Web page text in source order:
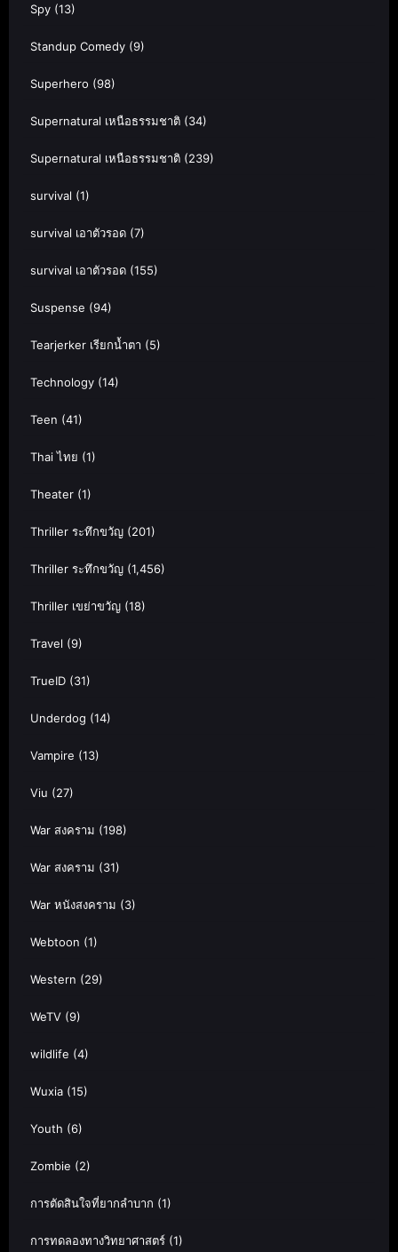
Spy (13)
Standup Comedy (9)
Superhero (98)
Supernatural เหนือธรรมชาติ (34)
Supernatural เหนือธรรมชาติ (239)
survival (1)
survival เอาตัวรอด (7)
survival เอาตัวรอด (155)
Suspense (94)
Tearjerker เรียกน้ำตา (5)
Technology (14)
Teen (41)
Thai ไทย (1)
Theater (1)
Thriller ระทึกขวัญ (201)
Thriller ระทึกขวัญ (1,456)
Thriller เขย่าขวัญ (18)
Travel (9)
TrueID (31)
Underdog (14)
Vampire (13)
Viu (27)
War สงคราม (198)
War สงคราม (31)
War หนังสงคราม (3)
Webtoon (1)
Western (29)
WeTV (9)
wildlife (4)
Wuxia (15)
Youth (6)
Zombie (2)
การตัดสินใจที่ยากลำบาก (1)
การทดลองทางวิทยาศาสตร์ (1)